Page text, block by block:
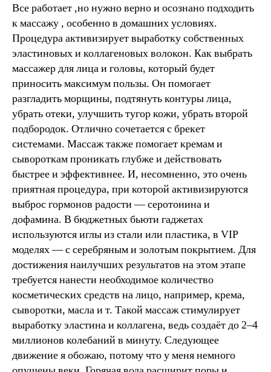
Все работает ,но нужно верно и осознано подходить
к массажу , особенно в домашних условиях.
Процедура активизирует выработку собственных
эластиновых и коллагеновых волокон. Как выбрать
массажер для лица и головы, который будет
приносить максимум пользы. Он помогает
разгладить морщины, подтянуть контуры лица,
убрать отеки, улучшить тугор кожи, убрать второй
подбородок. Отлично сочетается с брекет
системами. Массаж также помогает кремам и
сывороткам проникать глубже и действовать
быстрее и эффективнее. И, несомненно, это очень
приятная процедура, при которой активизируются
выброс гормонов радости — серотонина и
дофамина. В бюджетных бьюти гаджетах
используются иглы из стали или пластика, в VIP
моделях — с серебряным и золотым покрытием. Для
достижения наилучших результатов на этом этапе
требуется нанести необходимое количество
косметических средств на лицо, например, крема,
сыворотки, масла и т. Такой массаж стимулирует
выработку эластина и коллагена, ведь создаёт до 2–4
миллионов колебаний в минуту. Следующее
движение я обожаю, потому что у меня немного